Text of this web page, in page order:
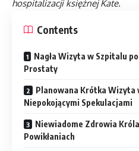
hospitalizacji księżnej Kate.
Contents
Nagła Wizyta w Szpitalu
Prostaty
Planowana Krótka Wizyta
Niepokojącymi Spekulacjami
Niewiadome Zdrowia
Powikłaniach